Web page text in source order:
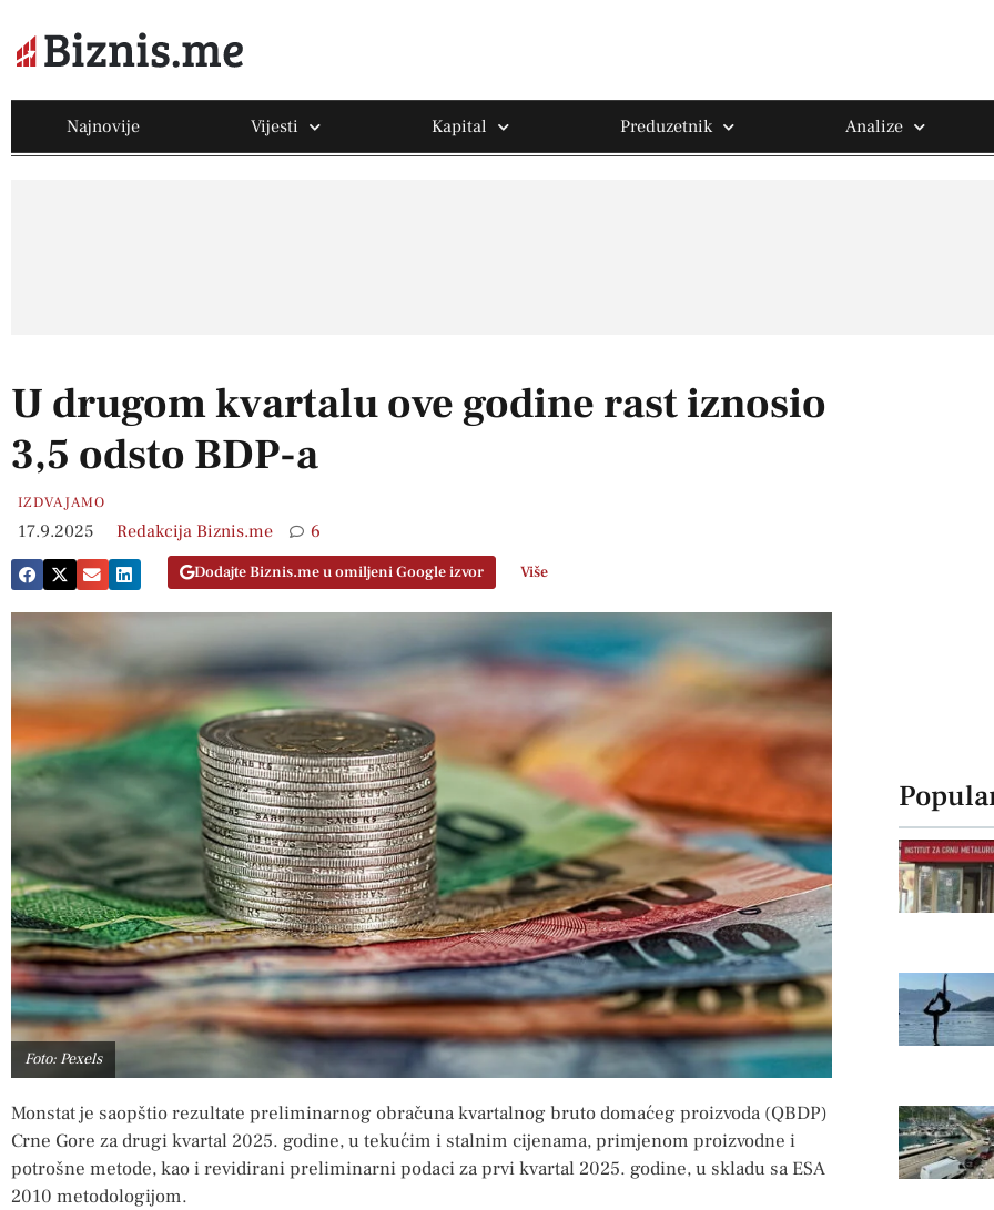
Najnovije Vijesti Kapital Preduzetnik Analize
U drugom kvartalu ove godine rast iznosio
3,5 odsto BDP-a
IZDVAJAMO
17.9.2025 Redakcija Biznis.me 6
Dodajte Biznis.me u omiljeni Google izvor Više
Foto: Pexels
Monstat je saopštio rezultate preliminarnog obračuna kvartalnog bruto domaćeg proizvoda (QBDP)
Crne Gore za drugi kvartal 2025. godine, u tekućim i stalnim cijenama, primjenom proizvodne i
potrošne metode, kao i revidirani preliminarni podaci za prvi kvartal 2025. godine, u skladu sa ESA
2010 metodologijom.